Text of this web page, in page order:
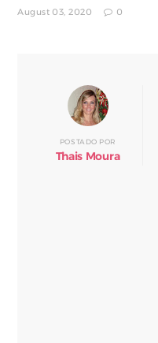
August 03, 2020 0
POSTADO POR
Thais Moura